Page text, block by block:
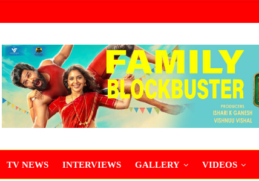
TV NEWS INTERVIEWS GALLERY VIDEOS